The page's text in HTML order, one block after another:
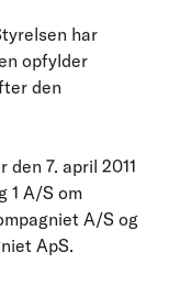
har
opfylder
den
7. april 2011
1 A/S om
A/S og
ApS.